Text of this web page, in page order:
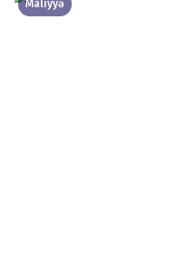
Maliyyə